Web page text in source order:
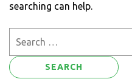
searching can help.